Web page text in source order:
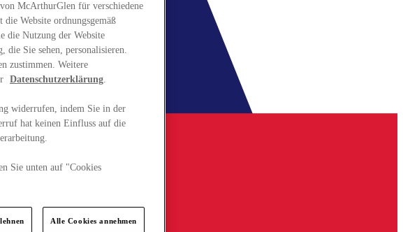
McArthurGlen für verschiedene
Website ordnungsgemäß
die Nutzung der Website
die Sie sehen, personalisieren.
zustimmen. Weitere
Datenschutzerklärung.
widerrufen, indem Sie in der
hat keinen Einfluss auf die
Sie unten auf "Cookies
Alle Cookies annehmen